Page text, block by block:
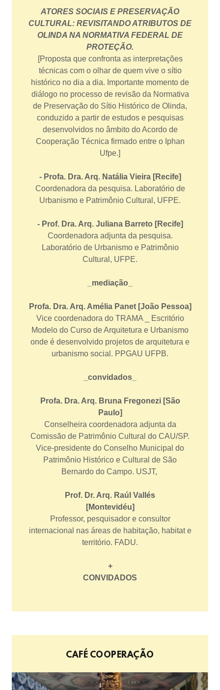
ATORES SOCIAIS E PRESERVAÇÃO
CULTURAL: REVISITANDO ATRIBUTOS DE
OLINDA NA NORMATIVA FEDERAL DE
PROTEÇÃO.
[Proposta que confronta as interpretações
técnicas com o olhar de quem vive o sítio
histórico no dia a dia. Importante momento de
diálogo no processo de revisão da Normativa
de Preservação do Sítio Histórico de Olinda,
conduzido a partir de estudos e pesquisas
desenvolvidos no âmbito do Acordo de
Cooperação Técnica firmado entre o Iphan
Ufpe.]
- Profa. Dra. Arq. Natália Vieira [Recife]
Coordenadora da pesquisa. Laboratório de
Urbanismo e Patrimônio Cultural, UFPE.
- Prof. Dra. Arq. Juliana Barreto [Recife]
Coordenadora adjunta da pesquisa.
Laboratório de Urbanismo e Patrimônio
Cultural, UFPE.
_mediação_
Profa. Dra. Arq. Amélia Panet [João Pessoa]
Vice coordenadora do TRAMA _ Escritório
Modelo do Curso de Arquitetura e Urbanismo
onde é desenvolvido projetos de arquitetura e
urbanismo social. PPGAU UFPB.
_convidados_
Profa. Dra. Arq. Bruna Fregonezi [São
Paulo]
Conselheira coordenadora adjunta da
Comissão de Patrimônio Cultural do CAU/SP.
Vice-presidente do Conselho Municipal do
Patrimônio Histórico e Cultural de São
Bernardo do Campo. USJT,
Prof. Dr. Arq. Raúl Vallés
[Montevidéu]
Professor, pesquisador e consultor
internacional nas áreas de habitação, habitat e
território. FADU.
+
CONVIDADOS
CAFÉ COOPERAÇÃO